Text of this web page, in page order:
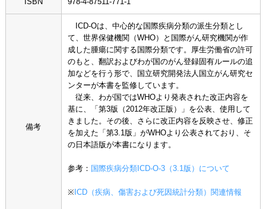
備考
ICD-Oは、中心的な国際疾病分類の派生分類とし
て、世界保健機関（WHO）と国際がん研究機関が作
成した腫瘍に関する国際分類です。厚生労働省の許可
のもと、翻訳およびわが国のがん登録固有ルールの追
加などを行う形で、国立研究開発法人国立がん研究セ
ンターが本書を監修しています。
従来、わが国ではWHOより発表された改正内容を
基に、「第3版（2012年改正版）」を公表、使用して
きました。その後、さらに改正内容を反映させ、修正
を加えた「第3.1版」がWHOより公表されており、そ
の日本語版が本書になります。
参考： 国際疾病分類ICD-O-3（3.1版）について
※ICD（疾病、傷害および死因統計分類）関連情報